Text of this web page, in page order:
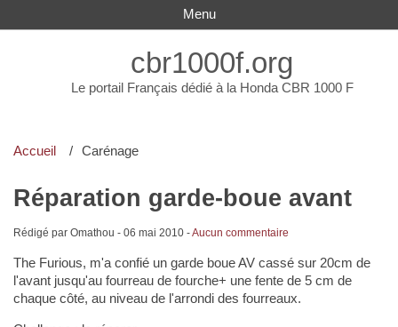
cbr1000f.org
Le portail Français dédié à la Honda CBR 1000 F
Menu
Accueil Carénage
Réparation garde-boue avant
Rédigé par Omathou - 06 mai 2010-Aucun commentaire
The Furious, m'a confié un garde boue AV cassé sur 20cm de
l'avant jusqu'au fourreau de fourche+ une fente de 5 cm de
chaque côté, au niveau de l'arrondi des fourreaux.